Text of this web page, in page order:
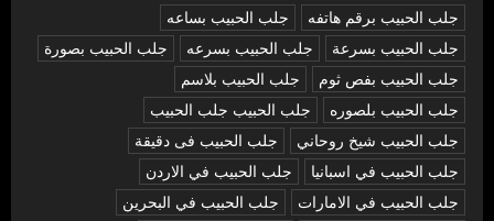
جلب الحبيب برقم هاتفه
جلب الحبيب بساعه
جلب الحبيب بسرعة
جلب الحبيب بسرعه
جلب الحبيب بصورة
جلب الحبيب بفص ثوم
جلب الحبيب بلاسم
جلب الحبيب بلصوره
جلب الحبيب جلب الحبيب
جلب الحبيب شيخ روحاني
جلب الحبيب فى دقيقة
جلب الحبيب في اسبانيا
جلب الحبيب في الاردن
جلب الحبيب في الامارات
جلب الحبيب في البحرين